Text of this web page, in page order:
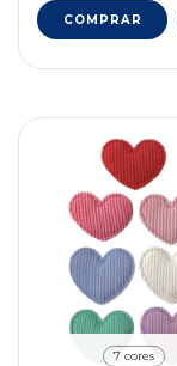
7 cores